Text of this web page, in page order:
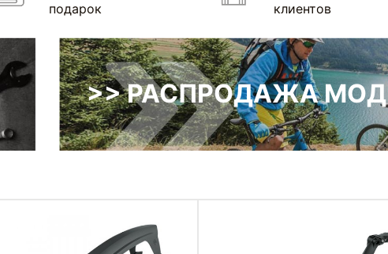
подарок
клиентов
>> РАСПРОДАЖА